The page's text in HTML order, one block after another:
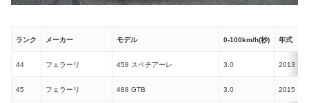
ランク メーカー モデル 0-100km/h(秒) 年式
44 フェラーリ 458 スペチアーレ 3.0 2013
45 フェラーリ 488 GTB 3.0 2015